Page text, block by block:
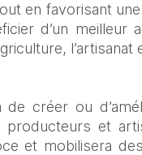
en favorisant
d’un meilleur
l’artisanat
créer ou
et
et mobilisera